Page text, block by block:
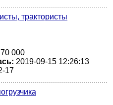
трактористы
000
2019-09-15 12:26:13
17